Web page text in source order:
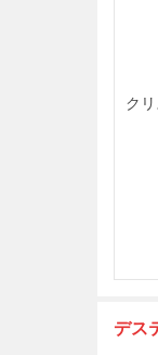
ク
デス